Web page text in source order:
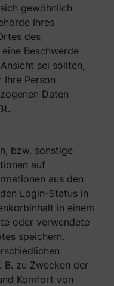
gewöhnlich
Ihres
des
Beschwerde
sei sollten,
Ihre Person
Daten
bzw. sonstige
auf
aus den
Login-Status in
in einem
oder verwendete
speichern.
B. zu Zwecken der
Komfort von